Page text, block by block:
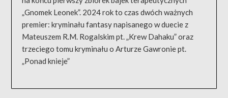
„Gnomek Leonek”. 2024 rok to czas dwóch ważnych
premier: kryminału fantasy napisanego w duecie z
Mateuszem R.M. Rogalskim pt. „Krew Dahaku” oraz
trzeciego tomu kryminału o Arturze Gawronie pt.
„Ponad knieje”